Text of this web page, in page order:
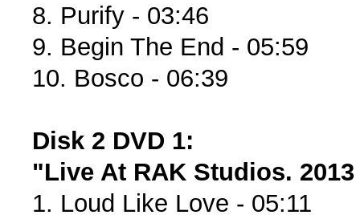
8. Purify - 03:46
9. Begin The End - 05:59
10. Bosco - 06:39
Disk 2 DVD 1:
"Live At RAK Studios.
1. Loud Like Love - 05:11